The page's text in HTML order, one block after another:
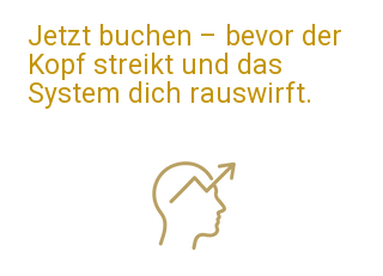
Jetzt buchen – bevor der
Kopf streikt und das
System dich rauswirft.